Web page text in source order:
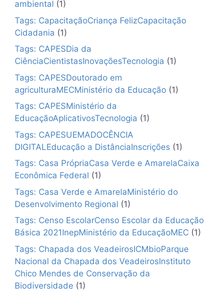
ambiental (1)
Tags: CapacitaçãoCriança FelizCapacitação
Cidadania (1)
Tags: CAPESDia da
CiênciaCientistasInovaçõesTecnologia (1)
Tags: CAPESDoutorado em
agriculturaMECMinistério da Educação (1)
Tags: CAPESMinistério da
EducaçãoAplicativosTecnologia (1)
Tags: CAPESUEMADOCÊNCIA
DIGITALEducação a DistânciaInscrições (1)
Tags: Casa PrópriaCasa Verde e AmarelaCaixa
Econômica Federal (1)
Tags: Casa Verde e AmarelaMinistério do
Desenvolvimento Regional (1)
Tags: Censo EscolarCenso Escolar da Educação
Básica 2021InepMinistério da EducaçãoMEC (1)
Tags: Chapada dos VeadeirosICMbioParque
Nacional da Chapada dos VeadeirosInstituto
Chico Mendes de Conservação da
Biodiversidade (1)